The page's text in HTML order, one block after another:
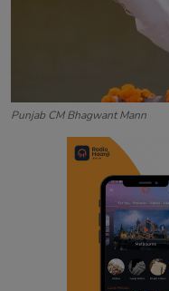
Punjab CM Bhagwant Mann